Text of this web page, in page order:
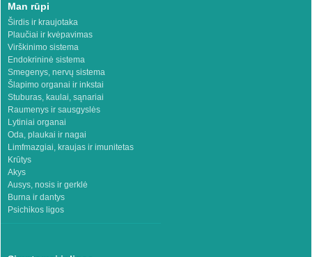
Man rūpi
Širdis ir kraujotaka
Plaučiai ir kvėpavimas
Virškinimo sistema
Endokrininė sistema
Smegenys, nervų sistema
Šlapimo organai ir inkstai
Stuburas, kaulai, sąnariai
Raumenys ir sausgyslės
Lytiniai organai
Oda, plaukai ir nagai
Limfmazgiai, kraujas ir imunitetas
Krūtys
Akys
Ausys, nosis ir gerklė
Burna ir dantys
Psichikos ligos